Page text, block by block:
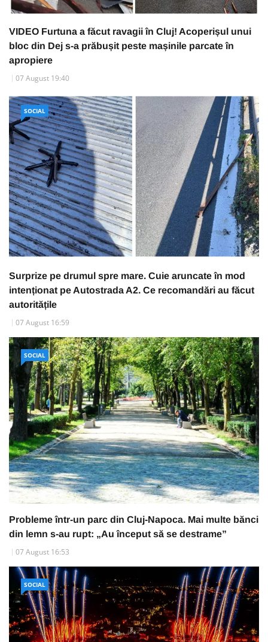
VIDEO Furtuna a făcut ravagii în Cluj! Acoperișul unui
bloc din Dej s-a prăbușit peste mașinile parcate în
apropiere
07 August 19:40
SOCIAL
Surprize pe drumul spre mare. Cuie aruncate în mod
intenționat pe Autostrada A2. Ce recomandări au făcut
autoritățile
07 August 16:59
SOCIAL
Probleme într-un parc din Cluj-Napoca. Mai multe bănci
din lemn s-au rupt: „Au început să se destrame”
07 August 16:53
SOCIAL